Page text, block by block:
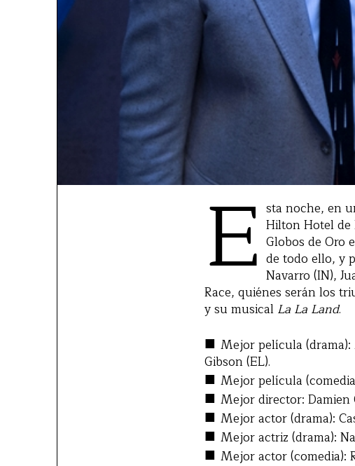
E sta noche, en
Hilton Hotel de
Globos de Oro
de todo ello, y
Navarro (IN),
Race, quiénes serán los
y su musical La La Land.
■ Mejor película (drama):
Gibson (EL).
■ Mejor película
■ Mejor director: Damien
■ Mejor actor (drama):
■ Mejor actriz (drama):
■ Mejor actor (comedia):